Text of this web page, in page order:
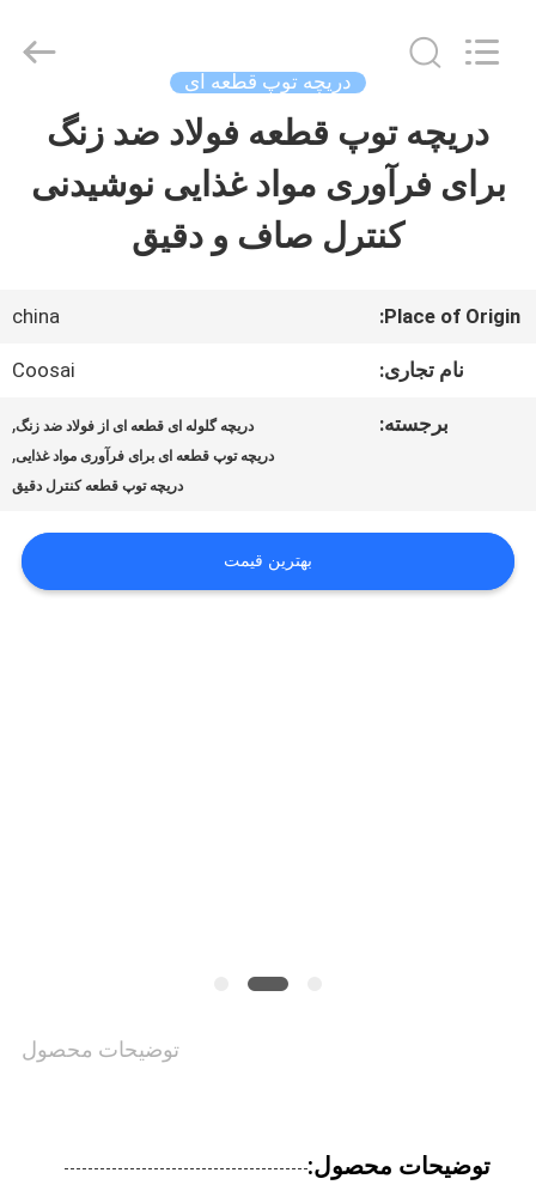
خونه
محصولات
درباره
کنترل
قول
COOSAI
Reserved.
دریچه توپ قطعه ای
دریچه توپ قطعه فولاد ضد زنگ
برای فرآوری مواد غذایی نوشیدنی
کنترل صاف و دقیق
Place of Origin:
china
نام تجاری: Coosai
برجسته: دریچه گلوله ای قطعه ای از فولاد ضد زنگ,
دریچه توپ قطعه ای برای فرآوری مواد غذایی,
دریچه توپ قطعه کنترل دقیق
بهترین قیمت
توضیحات محصول
توضیحات محصول: